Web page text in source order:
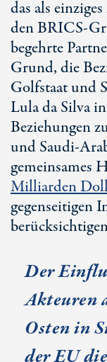
das als
den BRICS-
begehrte
Grund, die
Golfstaat und
Lula da Silva
Beziehungen
undSaudi-
gemeinsames
Milliarden
gegenseitigen
Der
Akteuren
Osten in
der EU